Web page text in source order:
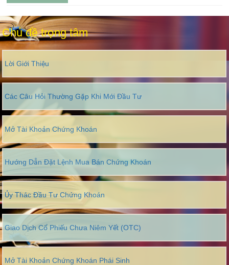
Chủ đề trọng tâm
Lời Giới Thiệu
Các Câu Hỏi Thường Gặp Khi Mới Đầu Tư
Mở Tài Khoản Chứng Khoán
Hướng Dẫn Đặt Lệnh Mua Bán Chứng Khoán
Ủy Thác Đầu Tư Chứng Khoán
Giao Dịch Cổ Phiếu Chưa Niêm Yết (OTC)
Mở Tài Khoản Chứng Khoán Phái Sinh